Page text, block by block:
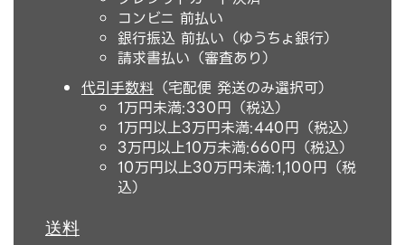
コンビニ 前払い
銀行振込 前払い（ゆうちょ銀行）
請求書払い（審査あり）
代引手数料 （宅配便 発送のみ選択可）
1万円未満:330円（税込）
1万円以上3万円未満:440円（税込）
3万円以上10万未満:660円（税込）
10万円以上30万円未満:1,100円（税
込）
送料